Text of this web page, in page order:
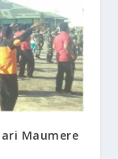
Maumere